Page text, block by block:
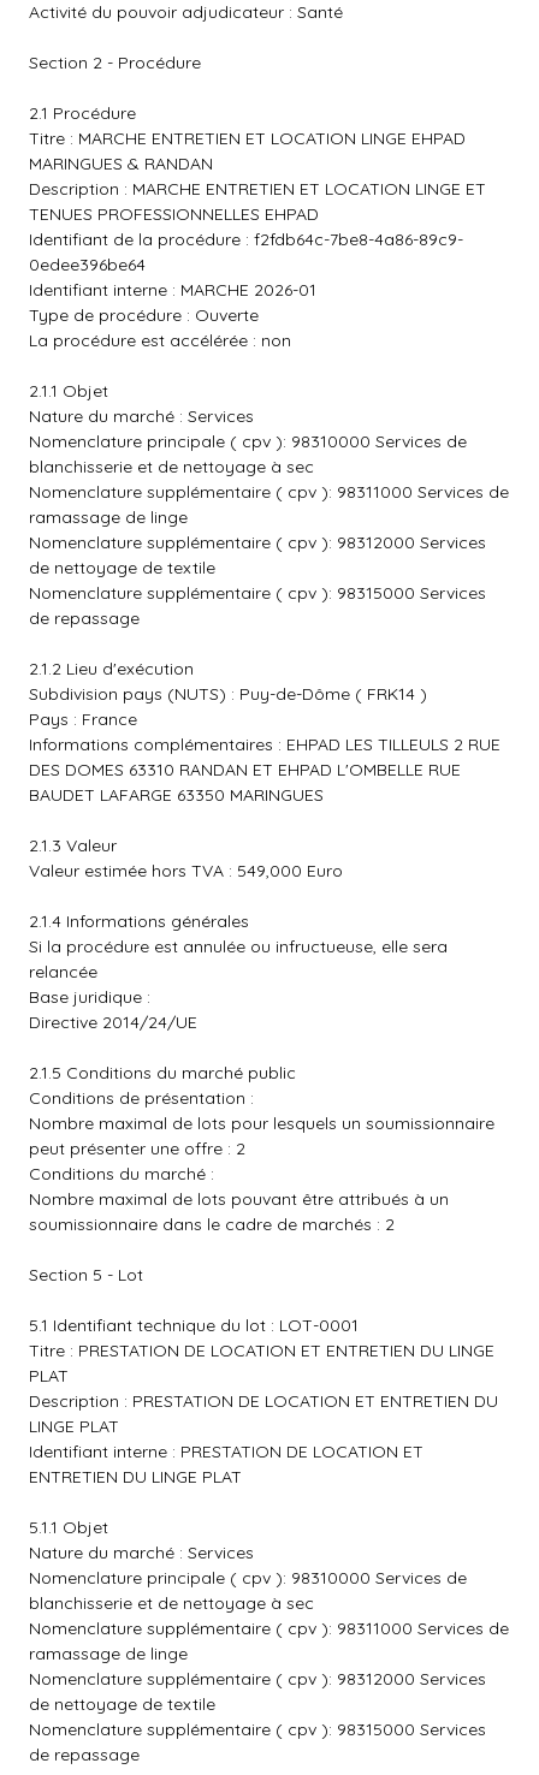
Activité du pouvoir adjudicateur : Santé
Section 2 - Procédure
2.1 Procédure
Titre : MARCHE ENTRETIEN ET LOCATION LINGE EHPAD
MARINGUES & RANDAN
Description : MARCHE ENTRETIEN ET LOCATION LINGE ET
TENUES PROFESSIONNELLES EHPAD
Identifiant de la procédure : f2fdb64c-7be8-4a86-89c9-
0edee396be64
Identifiant interne : MARCHE 2026-01
Type de procédure : Ouverte
La procédure est accélérée : non
2.1.1 Objet
Nature du marché : Services
Nomenclature principale ( cpv ): 98310000 Services de
blanchisserie et de nettoyage à sec
Nomenclature supplémentaire ( cpv ): 98311000 Services de
ramassage de linge
Nomenclature supplémentaire ( cpv ): 98312000 Services
de nettoyage de textile
Nomenclature supplémentaire ( cpv ): 98315000 Services
de repassage
2.1.2 Lieu d'exécution
Subdivision pays (NUTS) : Puy-de-Dôme ( FRK14 )
Pays : France
Informations complémentaires : EHPAD LES TILLEULS 2 RUE
DES DOMES 63310 RANDAN ET EHPAD L'OMBELLE RUE
BAUDET LAFARGE 63350 MARINGUES
2.1.3 Valeur
Valeur estimée hors TVA : 549,000 Euro
2.1.4 Informations générales
Si la procédure est annulée ou infructueuse, elle sera
relancée
Base juridique :
Directive 2014/24/UE
2.1.5 Conditions du marché public
Conditions de présentation :
Nombre maximal de lots pour lesquels un soumissionnaire
peut présenter une offre : 2
Conditions du marché :
Nombre maximal de lots pouvant être attribués à un
soumissionnaire dans le cadre de marchés : 2
Section 5 - Lot
5.1 Identifiant technique du lot : LOT-0001
Titre : PRESTATION DE LOCATION ET ENTRETIEN DU LINGE
PLAT
Description : PRESTATION DE LOCATION ET ENTRETIEN DU
LINGE PLAT
Identifiant interne : PRESTATION DE LOCATION ET
ENTRETIEN DU LINGE PLAT
5.1.1 Objet
Nature du marché : Services
Nomenclature principale ( cpv ): 98310000 Services de
blanchisserie et de nettoyage à sec
Nomenclature supplémentaire ( cpv ): 98311000 Services de
ramassage de linge
Nomenclature supplémentaire ( cpv ): 98312000 Services
de nettoyage de textile
Nomenclature supplémentaire ( cpv ): 98315000 Services
de repassage